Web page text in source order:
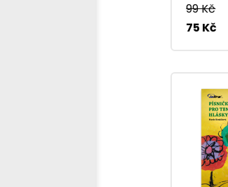
99 Kč
75 Kč